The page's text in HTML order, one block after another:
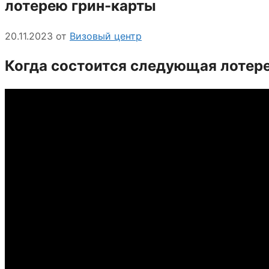
лотерею грин-карты
20.11.2023 от Визовый центр
Когда состоится следующая